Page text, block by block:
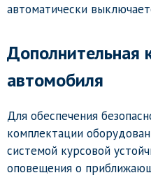
автоматически
Дополнительная
автомобиля
Для обеспечения
комплектации
системой курсовой
оповещения о